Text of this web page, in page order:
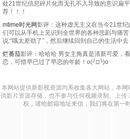
处21世纪信息碎片化而无孔不入导致的意识扁
荐！！！
mtime时光网影评：这种虚无主义在当今21世
们可以从手机上见识到全世界的各种悲剧与痛
说:“哦太差劲了”，然后继续回到自己的生活中
烂番茄影评：哈哈哈 男女主角真是清新可爱，
恋，可惜早已过了早恋的年龄！o(╯□╰)o
本网站提供新影视资源均系收集各大网站，本
供影片资源存储，也不参与任何视频录制、上传
权，请给邮箱地址来信，我们将在第一